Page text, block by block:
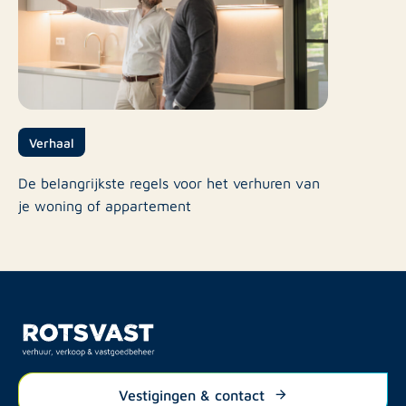
Verhaal
De belangrijkste regels voor het verhuren van
je woning of appartement
Vestigingen & contact